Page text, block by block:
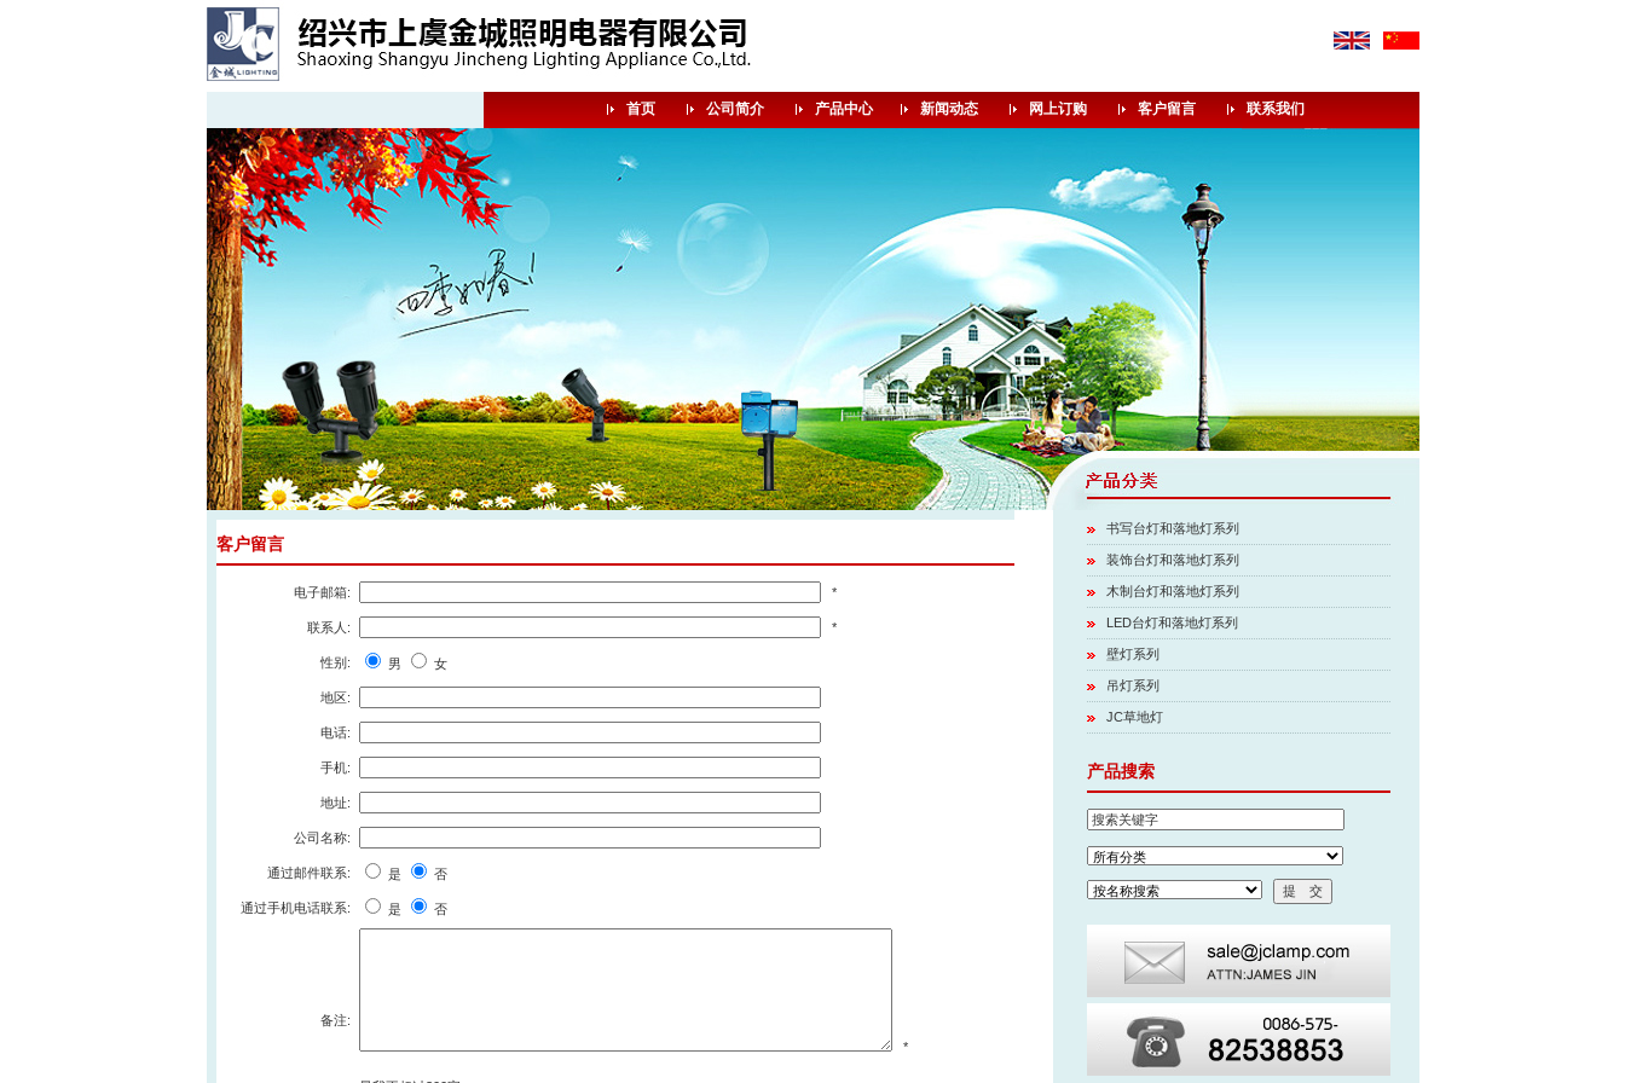
首页 公司简介 产品中心 新闻动态 网上订购 客户留言 联系我们
客户留言
电子邮箱: *
联系人: *
性别: 男 女
地区:
电话:
手机:
地址:
公司名称:
通过邮件联系: 是 否
通过手机电话联系: 是 否
备注:
*
书写台灯和落地灯系列
装饰台灯和落地灯系列
木制台灯和落地灯系列
LED台灯和落地灯系列
壁灯系列
吊灯系列
JC草地灯
产品搜索